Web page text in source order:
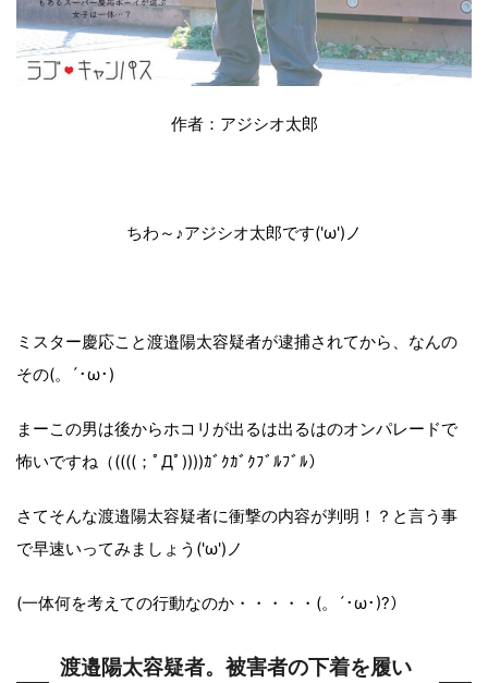
作者：アジシオ太郎
ちわ～♪アジシオ太郎です('ω')ノ
ミスター慶応こと渡邉陽太容疑者が逮捕されてから、なんの
その(。´･ω･)
まーこの男は後からホコリが出るは出るはのオンパレードで
怖いですね（((((；ﾟДﾟ))))ｶﾞｸｶﾞｸﾌﾞﾙﾌﾞﾙ）
さてそんな渡邉陽太容疑者に衝撃の内容が判明！？と言う事
で早速いってみましょう('ω')ノ
(一体何を考えての行動なのか・・・・・(。´･ω･)?）
渡邉陽太容疑者。被害者の下着を履い